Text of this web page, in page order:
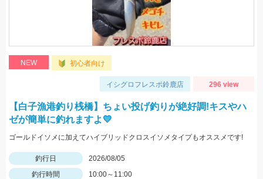
NEW 初心者向け
イシグロフレスポ鈴鹿店 296 view
【白子漁港釣り桟橋】ちょい投げ釣りが絶好調!キスやハ
ゼが簡単に釣れますよ💛
ゴールドイソメに加えてハイブリッドクロスイソメタイプもオススメです!
釣行日
2026/08/05
釣行時間
10:00～11:00